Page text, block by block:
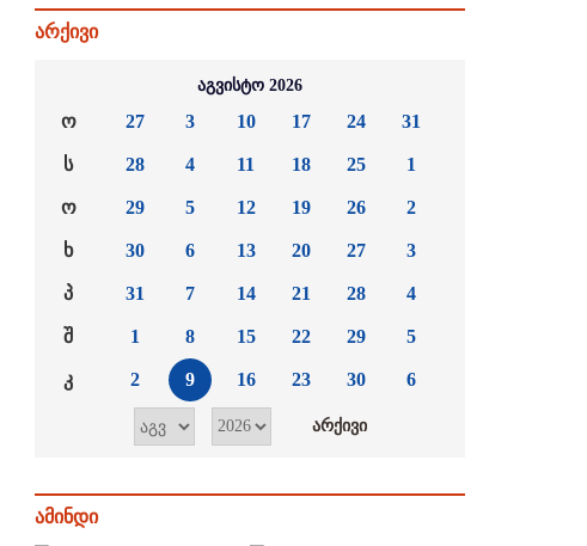
არქივი
აგვისტო 2026
ო
ს
ო
ხ
პ
შ
კ
27
28
29
30
31
1
2
3
4
5
6
7
8
9
10
11
12
13
14
15
16
17
18
19
20
21
22
23
24
25
26
27
28
29
30
31
1
2
3
4
5
6
ამინდი